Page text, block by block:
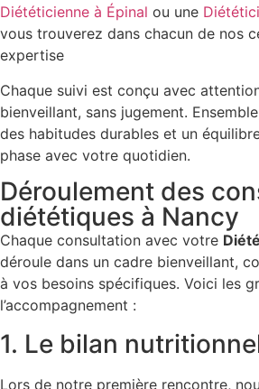
Diététicienne à Épinal ou une
vous trouverez dans chacun de nos
expertise
Chaque suivi est conçu avec
bienveillant, sans jugement.
des habitudes durables et un
phase avec votre quotidien.
Déroulement des
diététiques à Nancy
Chaque consultation avec votre
déroule dans un cadre bienveillant,
à vos besoins spécifiques. Voici les
l’accompagnement :
1. Le bilan
Lors de notre première rencontre,